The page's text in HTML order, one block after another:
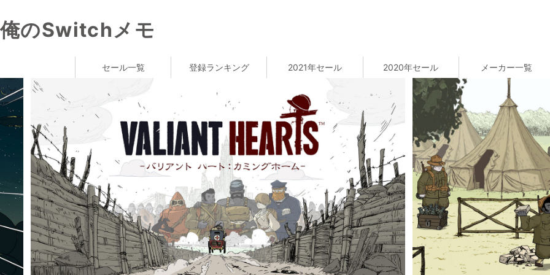
俺のSwitchメモ
セール一覧 登録ランキング 2021年セール 2020年セール メーカー一覧